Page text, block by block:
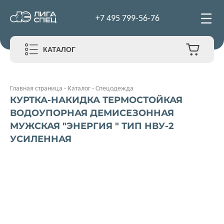
+7 495 799-56-76
КАТАЛОГ
Главная страница - Каталог-Спецодежда
КУРТКА-НАКИДКА ТЕРМОСТОЙКАЯ
ВОДОУПОРНАЯ ДЕМИСЕЗОННАЯ
МУЖСКАЯ "ЭНЕРГИЯ " ТИП НВУ-2
УСИЛЕННАЯ